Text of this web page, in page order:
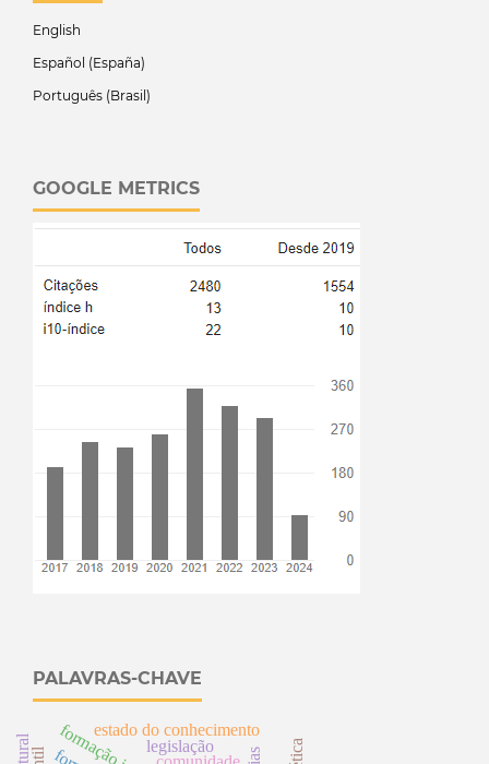
English
Español (España)
Português (Brasil)
GOOGLE METRICS
PALAVRAS-CHAVE
estado do conhecimento
legislação